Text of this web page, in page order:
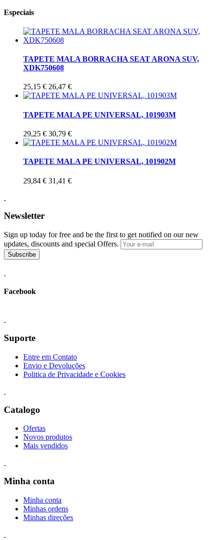
Especiais
TAPETE MALA BORRACHA SEAT ARONA SUV,
XDK750608
25,15 € 26,47 €
TAPETE MALA PE UNIVERSAL, 101903M
29,25 € 30,79 €
TAPETE MALA PE UNIVERSAL, 101902M
29,84 € 31,41 €
Newsletter
Sign up today for free and be the first to get notified on our new
updates, discounts and special Offers.
Subscribe
Facebook
Suporte
Entre em Contato
Envio e Devoluções
Politica de Privacidade e Cookies
Catalogo
Ofertas
Novos produtos
Mais vendidos
Minha conta
Minha conta
Minhas ordens
Minhas direções